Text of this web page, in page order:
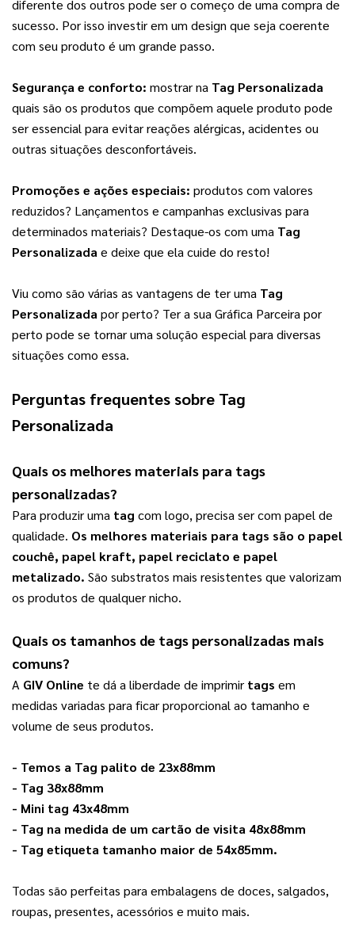
diferente dos outros pode ser o começo de uma compra de
sucesso. Por isso investir em um design que seja coerente
com seu produto é um grande passo.
Segurança e conforto: mostrar na Tag Personalizada
quais são os produtos que compõem aquele produto pode
ser essencial para evitar reações alérgicas, acidentes ou
outras situações desconfortáveis.
Promoções e ações especiais: produtos com valores
reduzidos? Lançamentos e campanhas exclusivas para
determinados materiais? Destaque-os com uma Tag
Personalizada e deixe que ela cuide do resto!
Viu como são várias as vantagens de ter uma Tag
Personalizada por perto? Ter a sua Gráfica Parceira por
perto pode se tornar uma solução especial para diversas
situações como essa.
Perguntas frequentes sobre Tag
Personalizada
Quais os melhores materiais para tags
personalizadas?
Para produzir uma tag com logo, precisa ser com papel de
qualidade. Os melhores materiais para tags são o papel
couchê, papel kraft, papel reciclato e papel
metalizado. São substratos mais resistentes que valorizam
os produtos de qualquer nicho.
Quais os tamanhos de tags personalizadas mais
comuns?
A GIV Online te dá a liberdade de imprimir tags em
medidas variadas para ficar proporcional ao tamanho e
volume de seus produtos.
- Temos a Tag palito de 23x88mm
- Tag 38x88mm
- Mini tag 43x48mm
- Tag na medida de um cartão de visita 48x88mm
- Tag etiqueta tamanho maior de 54x85mm.
Todas são perfeitas para embalagens de doces, salgados,
roupas, presentes, acessórios e muito mais.